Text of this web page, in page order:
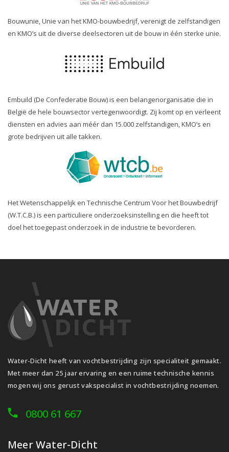
Bouwunie, Unie van het KMO-bouwbedrijf, verenigt de zelfstandigen
en KMO’s uit de diverse deelsectoren uit de bouw in één sterke unie.
Embuild (De Confederatie Bouw) is een belangenorganisatie die in
België de hele bouwsector vertegenwoordigt. Zij komt op en verleent
diensten en advies aan méér dan 15.000 zelfstandigen, KMO’s en
grote bedrijven uit alle takken.
Het Wetenschappelijk en Technische Centrum Voor het Bouwbedrijf
(W.T.C.B.) is een particuliere onderzoeksinstelling en die heeft tot
doel het toegepast onderzoek in de industrie te bevorderen.
Water-Dicht heeft van vochtbestrijding zijn specialiteit gemaakt.
Met meer dan 25 jaar ervaring en een ruime technische kennis
mogen wij ons gerust vakspecialist in vochtbestrijding noemen.
0800 61 667
Meer Water-Dicht